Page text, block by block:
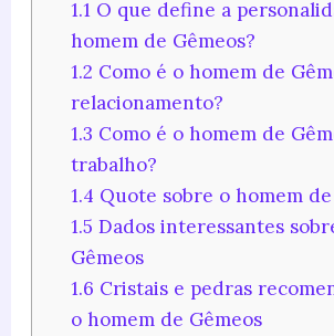
1.1 O que define a
homem de Gêmeos?
1.2 Como é o homem de
relacionamento?
1.3 Como é o homem de
trabalho?
1.4 Quote sobre o homem
1.5 Dados interessantes
Gêmeos
1.6 Cristais e pedras
o homem de Gêmeos